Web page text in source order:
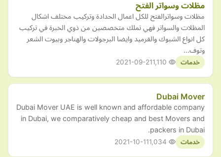
مظلات وسواتر الفتح
مظلات وسواترالفتح للكل اعمال الحدادة وتركيب مختلف اشكال
المظلات والسواتر فهي تملك متخصصين من ذوي الخبرة في تركيب
كل انواع الشبوك والقرميد وايضا البرجولات والهناجر وبيوت الشعر
وتوف…
خدمات 2021-09-21
Dubai Mover
Dubai Mover UAE is well known and affordable company
in Dubai, we comparatively cheap and best Movers and
packers in Dubai.
خدمات 2021-10-11